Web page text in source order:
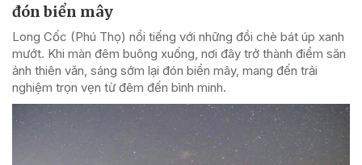
đón biển mây
Long Cốc (Phú Thọ) nổi tiếng với những đồi chè bát úp xanh
mướt. Khi màn đêm buông xuống, nơi đây trở thành điểm săn
ảnh thiên văn, sáng sớm lại đón biển mây, mang đến trải
nghiệm trọn vẹn từ đêm đến bình minh.